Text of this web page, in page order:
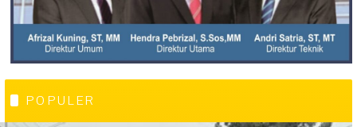
POPULER